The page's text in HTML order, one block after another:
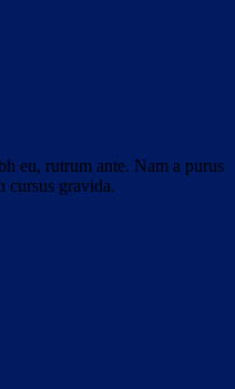
eu, rutrum ante. Nam a purus
cursus gravida.